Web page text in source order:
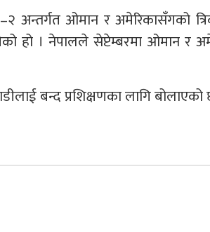
अन्तर्गत ओमान र अमेरिकासँगको
हो । नेपालले सेप्टेम्बरमा ओमान र
बन्द प्रशिक्षणका लागि बोलाएको